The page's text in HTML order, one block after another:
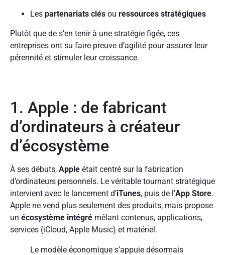
Les partenariats clés ou ressources stratégiques
Plutôt que de s’en tenir à une stratégie figée, ces
entreprises ont su faire preuve d’agilité pour assurer leur
pérennité et stimuler leur croissance.
1. Apple : de fabricant
d’ordinateurs à créateur
d’écosystème
À ses débuts, Apple était centré sur la fabrication
d’ordinateurs personnels. Le véritable tournant stratégique
intervient avec le lancement d’iTunes, puis de l’App Store.
Apple ne vend plus seulement des produits, mais propose
un écosystème intégré mêlant contenus, applications,
services (iCloud, Apple Music) et matériel.
Le modèle économique s’appuie désormais